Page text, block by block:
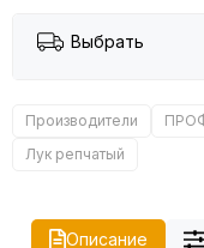
Выбрать
Производители
Лук репчатый
Описание